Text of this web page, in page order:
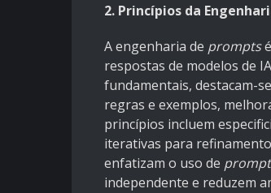
2. Princípios da
A engenharia de prompts
respostas de modelos de
fundamentais, destacam-
regras e exemplos,
princípios incluem
iterativas para
enfatizam o uso de
independente e reduzem